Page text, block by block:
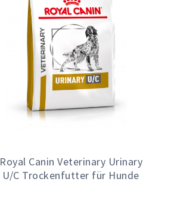
Royal Canin Veterinary Urinary
U/C Trockenfutter für Hunde